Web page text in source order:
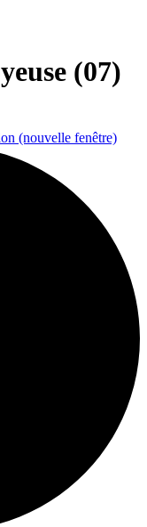
(07)
(nouvelle fenêtre)